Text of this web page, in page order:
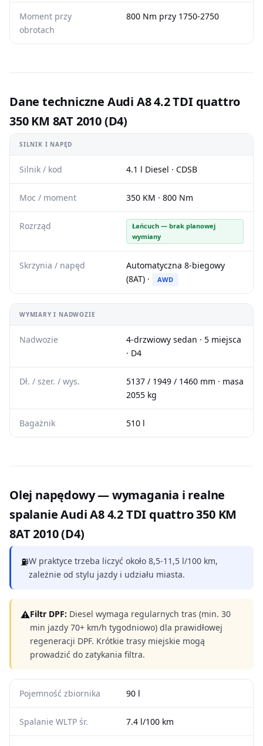
Moment przy
obrotach
800 Nm przy 1750-2750
Dane techniczne Audi A8 4.2 TDI quattro
350 KM 8AT 2010 (D4)
SILNIK I NAPĘD
Silnik / kod 4.1 l Diesel · CDSB
Moc / moment 350 KM · 800 Nm
Rozrząd
Łańcuch — brak planowej
wymiany
Skrzynia / napęd
Automatyczna 8-biegowy
(8AT) ·
AWD
WYMIARY I NADWOZIE
Nadwozie
4-drzwiowy sedan · 5 miejsca
· D4
Dł. / szer. / wys.
5137 / 1949 / 1460 mm · masa
2055 kg
Bagażnik 510 l
Olej napędowy — wymagania i realne
spalanie Audi A8 4.2 TDI quattro 350 KM
8AT 2010 (D4)
⛽W praktyce trzeba liczyć około 8,5-11,5 l/100 km,
zależnie od stylu jazdy i udziału miasta.
⚠Filtr DPF: Diesel wymaga regularnych tras (min. 30
min jazdy 70+ km/h tygodniowo) dla prawidłowej
regeneracji DPF. Krótkie trasy miejskie mogą
prowadzić do zatykania filtra.
Pojemność zbiornika 90 l
Spalanie WLTP śr. 7.4 l/100 km